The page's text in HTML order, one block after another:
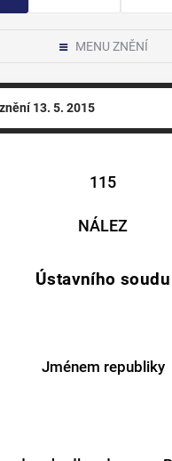
MENU ZNĚNÍ
13. 5. 2015
115
NÁLEZ
Ústavního soudu
Jménem republiky